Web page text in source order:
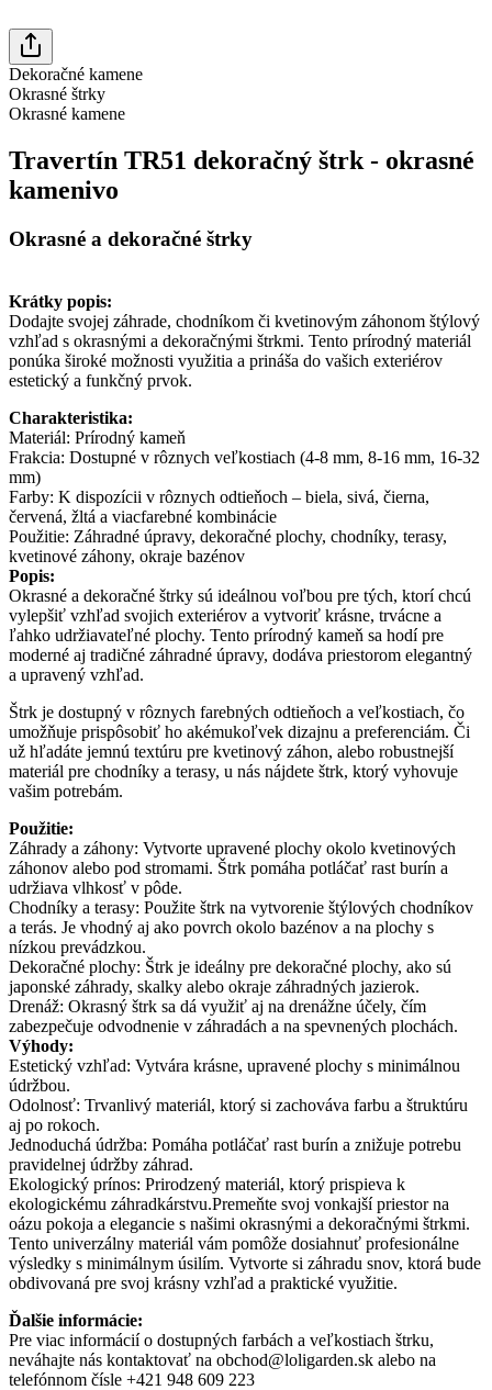
Dekoračné kamene
Okrasné štrky
Okrasné kamene
Travertín TR51 dekoračný štrk - okrasné
kamenivo
Okrasné a dekoračné štrky
Krátky popis:
Dodajte svojej záhrade, chodníkom či kvetinovým záhonom štýlový
vzhľad s okrasnými a dekoračnými štrkmi. Tento prírodný materiál
ponúka široké možnosti využitia a prináša do vašich exteriérov
estetický a funkčný prvok.
Charakteristika:
Materiál: Prírodný kameň
Frakcia: Dostupné v rôznych veľkostiach (4-8 mm, 8-16 mm, 16-32
mm)
Farby: K dispozícii v rôznych odtieňoch – biela, sivá, čierna,
červená, žltá a viacfarebné kombinácie
Použitie: Záhradné úpravy, dekoračné plochy, chodníky, terasy,
kvetinové záhony, okraje bazénov
Popis:
Okrasné a dekoračné štrky sú ideálnou voľbou pre tých, ktorí chcú
vylepšiť vzhľad svojich exteriérov a vytvoriť krásne, trvácne a
ľahko udržiavateľné plochy. Tento prírodný kameň sa hodí pre
moderné aj tradičné záhradné úpravy, dodáva priestorom elegantný
a upravený vzhľad.
Štrk je dostupný v rôznych farebných odtieňoch a veľkostiach, čo
umožňuje prispôsobiť ho akémukoľvek dizajnu a preferenciám. Či
už hľadáte jemnú textúru pre kvetinový záhon, alebo robustnejší
materiál pre chodníky a terasy, u nás nájdete štrk, ktorý vyhovuje
vašim potrebám.
Použitie:
Záhrady a záhony: Vytvorte upravené plochy okolo kvetinových
záhonov alebo pod stromami. Štrk pomáha potláčať rast burín a
udržiava vlhkosť v pôde.
Chodníky a terasy: Použite štrk na vytvorenie štýlových chodníkov
a terás. Je vhodný aj ako povrch okolo bazénov a na plochy s
nízkou prevádzkou.
Dekoračné plochy: Štrk je ideálny pre dekoračné plochy, ako sú
japonské záhrady, skalky alebo okraje záhradných jazierok.
Drenáž: Okrasný štrk sa dá využiť aj na drenážne účely, čím
zabezpečuje odvodnenie v záhradách a na spevnených plochách.
Výhody:
Estetický vzhľad: Vytvára krásne, upravené plochy s minimálnou
údržbou.
Odolnosť: Trvanlivý materiál, ktorý si zachováva farbu a štruktúru
aj po rokoch.
Jednoduchá údržba: Pomáha potláčať rast burín a znižuje potrebu
pravidelnej údržby záhrad.
Ekologický prínos: Prirodzený materiál, ktorý prispieva k
ekologickému záhradkárstvu.Premeňte svoj vonkajší priestor na
oázu pokoja a elegancie s našimi okrasnými a dekoračnými štrkmi.
Tento univerzálny materiál vám pomôže dosiahnuť profesionálne
výsledky s minimálnym úsilím. Vytvorte si záhradu snov, ktorá bude
obdivovaná pre svoj krásny vzhľad a praktické využitie.
Ďalšie informácie:
Pre viac informácií o dostupných farbách a veľkostiach štrku,
neváhajte nás kontaktovať na obchod@loligarden.sk alebo na
telefónnom čísle +421 948 609 223